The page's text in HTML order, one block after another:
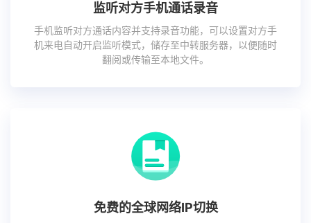
监听对方手机通话录音
手机监听对方通话内容并支持录音功能，可以设置对方手
机来电自动开启监听模式，储存至中转服务器，以便随时
翻阅或传输至本地文件。
免费的全球网络IP切换